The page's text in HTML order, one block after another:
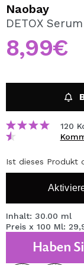
Durch die
können Sie Ihre
Naobay
DETOX
8,99€
120
Ist dieses Produkt
Inhalt: 30.00 ml
Preis x 100 Ml:
Haben